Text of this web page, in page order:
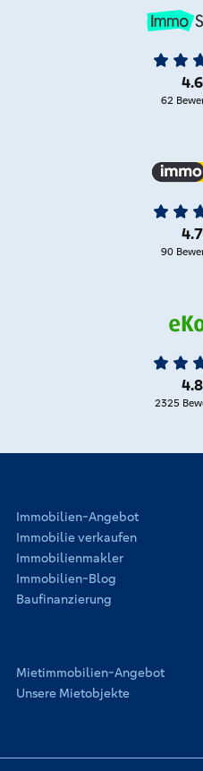
und wirtschaftlich stark in
Schwerte heute ein
historisch gewachsenem
Traditionsbewusstsein
das mittelalterliche
Flusstouren, Ruhrauen und
Stadt vor allem durch die
das Kulturzentrum von
* Wir weisen darauf hin,
der Dortmunder Volksbank
4.6
62
4.7
90
4.8
2325
Immobilien-Angebot
Immobilie verkaufen
Immobilienmakler
Immobilien-Blog
Baufinanzierung
Mietimmobilien-Angebot
Unsere Mietobjekte